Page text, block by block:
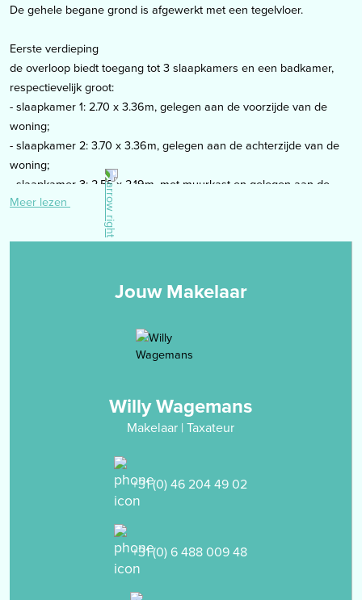
De gehele begane grond is afgewerkt met een tegelvloer.
Eerste verdieping
de overloop biedt toegang tot 3 slaapkamers en een badkamer,
respectievelijk groot:
- slaapkamer 1: 2.70 x 3.36m, gelegen aan de voorzijde van de
woning;
- slaapkamer 2: 3.70 x 3.36m, gelegen aan de achterzijde van de
woning;
- slaapkamer 3: 2.55 x 2.19m, met muurkast en gelegen aan de
achterzijde van de woning;
- badkamer (1.14 x 2.17m) welke is ingedeeld met een douchecabine
en een vaste wastafel.
middels vlizotrap bereikbare bergzolder. De zolderverdieping kan
middels een vaste trap toegankelijk worden gemaakt en afgewerkt
installatie opgesteld.
stenen garage (10.74 x 2.79/2.60) met dubbele tuindeur, elektrisch
bedienbare sectionaalpoort en voorgelegen oprit met carport.
voor- en achtergelegen tuin met borders en terras
- het pand is gelegen op een gewilde locatie nabij het centrum van
Meer lezen
Jouw Makelaar
Willy Wagemans
Makelaar | Taxateur
+31 (0) 46 204 49 02
+31 (0) 6 488 009 48